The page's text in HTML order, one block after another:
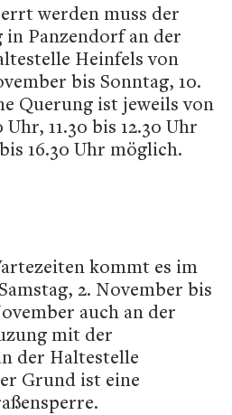
werden muss der
in Panzendorf an der
Heinfels von
bis Sonntag, 10.
Querung ist jeweils von
11.30 bis 12.30 Uhr
16.30 Uhr möglich.
kommt es im
2. November bis
auch an der
mit der
der Haltestelle
Grund ist eine